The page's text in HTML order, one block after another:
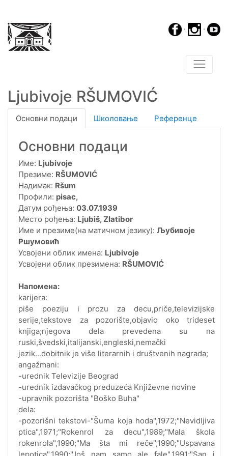
· ·
Ljubivoje RŠUMOVIĆ
Основни подаци Школовање Референце
Основни подаци
Име: Ljubivoje
Презиме: RŠUMOVIĆ
Надимак: Ršum
Профили: pisac,
Датум рођења: 03.07.1939
Место рођења: Ljubiš, Zlatibor
Име и презиме(на матичном језику): Љубивоје
Ршумовић
Усвојени облик имена: Ljubivoje
Усвојени облик презимена: RŠUMOVIĆ
Напомена:
karijera:
piše poeziju i prozu za decu,priče,televizijske
serije,tekstove za pozorište,objavio oko trideset
knjiga;njegova dela prevedena su na
ruski,švedski,italijanski,engleski,nemački
jezik...dobitnik je više literarnih i društvenih nagrada;
angažmani:
-urednik Televizije Beograd
-urednik izdavačkog preduzeća Književne novine
-upravnik pozorišta "Boško Buha"
dela:
-pozorišni tekstovi-"Šuma koja hoda",1972;"Nevidljiva
ptica",1971;"Rokenrol za decu",1989;"Mala škola
rokenrola",1990;"Ma šta mi reče",1990;"Uspavana
lepotica",1990;"Još nam samo ale fale",1991;"San i